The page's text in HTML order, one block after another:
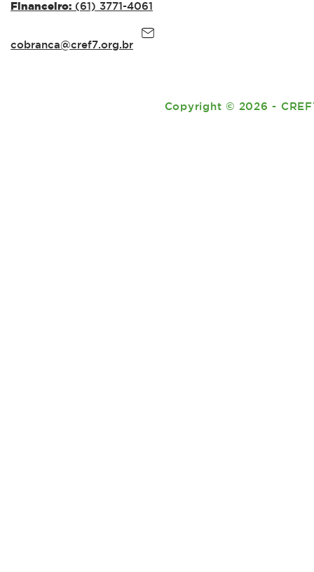
Financeiro: (61) 3771-4061
cobranca@cref7.org.br
Copyright© 2026 -